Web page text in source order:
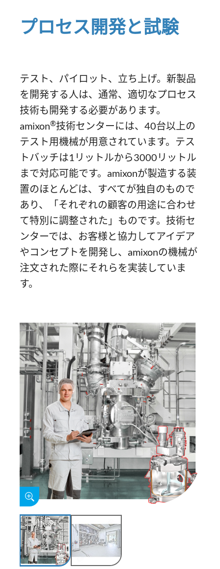
プロセス開発と試験
テスト、パイロット、立ち上げ。新製品
を開発する人は、通常、適切なプロセス
技術も開発する必要があります。
amixon®技術センターには、40台以上の
テスト用機械が用意されています。テス
トバッチは1リットルから3000リットル
まで対応可能です。amixonが製造する装
置のほとんどは、すべてが独自のもので
あり、「それぞれの顧客の用途に合わせ
て特別に調整された」ものです。技術セ
ンターでは、お客様と協力してアイデア
やコンセプトを開発し、amixonの機械が
注文された際にそれらを実装していま
す。